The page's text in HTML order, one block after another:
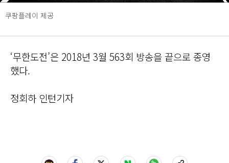
쿠팡플레이 제공
‘무한도전’은 2018년 3월 563회 방송을 끝으로 종영
했다.
정회하 인턴기자